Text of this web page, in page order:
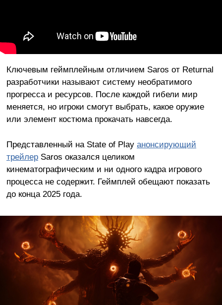
Ключевым геймплейным отличием Saros от Returnal
разработчики называют систему необратимого
прогресса и ресурсов. После каждой гибели мир
меняется, но игроки смогут выбрать, какое оружие
или элемент костюма прокачать навсегда.
Представленный на State of Play анонсирующий
трейлерSaros оказался целиком
кинематографическим и ни одного кадра игрового
процесса не содержит. Геймплей обещают показать
до конца 2025 года.